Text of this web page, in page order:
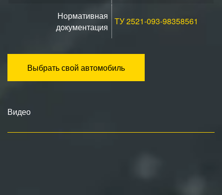
Нормативная
документация
ТУ 2521-093-98358561
Выбрать свой автомобиль
Видео